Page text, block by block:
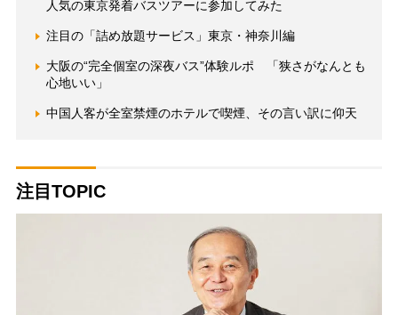
人気の東京発着バスツアーに参加してみた
注目の「詰め放題サービス」東京・神奈川編
大阪の“完全個室の深夜バス”体験ルポ 「狭さがなんとも
心地いい」
中国人客が全室禁煙のホテルで喫煙、その言い訳に仰天
注目TOPIC